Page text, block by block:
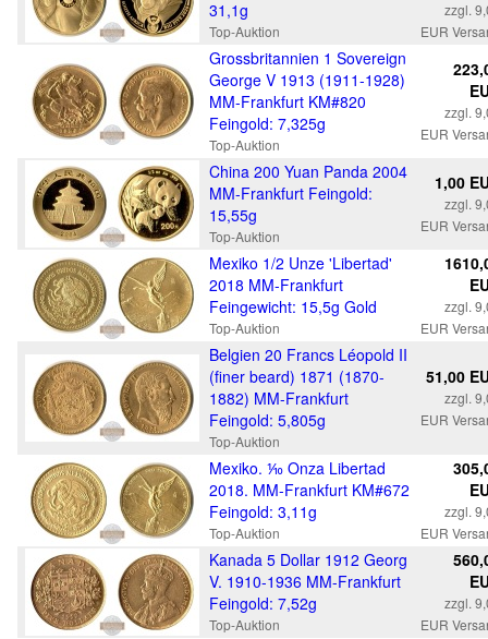
31,1g
Top-Auktion
zzgl.
EUR
Grossbritannien 1 Sovereign
George V 1913 (1911-1928)
MM-Frankfurt KM#820
Feingold: 7,325g
Top-Auktion
zzgl.
EUR
China 200 Yuan Panda 2004
MM-Frankfurt Feingold:
15,55g
Top-Auktion
1,00
zzgl.
EUR
Mexiko 1/2 Unze 'Libertad'
2018 MM-Frankfurt
Feingewicht: 15,5g Gold
Top-Auktion
zzgl.
EUR
Belgien 20 Francs Léopold II
(finer beard) 1871 (1870-
1882) MM-Frankfurt
Feingold: 5,805g
Top-Auktion
51,00
zzgl.
EUR
Mexiko. ⅒ Onza Libertad
2018. MM-Frankfurt KM#672
Feingold: 3,11g
Top-Auktion
zzgl.
EUR
Kanada 5 Dollar 1912 Georg
V. 1910-1936 MM-Frankfurt
Feingold: 7,52g
Top-Auktion
zzgl.
EUR